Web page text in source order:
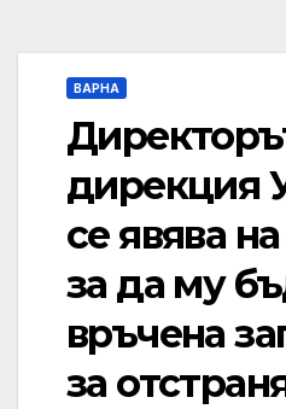
ВАРНА
дирекция
се явява
за да му
връчена
за